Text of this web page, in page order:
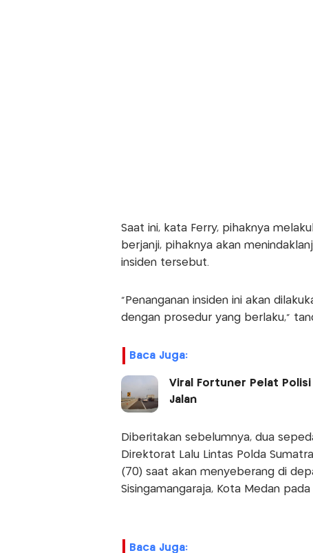
Saat ini, kata Ferry, pihaknya
berjanji, pihaknya akan
insiden tersebut.
"Penanganan insiden ini akan
dengan prosedur yang berlaku,"
Baca Juga:
Viral Fortuner Pelat Polisi
Jalan
Diberitakan sebelumnya, dua
Direktorat Lalu Lintas Polda
(70) saat akan menyeberang di
Sisingamangaraja, Kota Medan pada
Baca Juga: